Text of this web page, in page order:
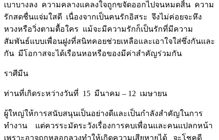
เบาบางลง ความคลางแคลงใจถูกขจัดออกไปจนหมดสิ้น ความ
รักสดชื่นแจ่มใสดี เนื่องจากเป็นคนรักอิสระ จึงไม่ค่อยจะหึง
หวงหรือวิ่งตามตื้อใคร แม้จะมีความรักก็เป็นรักที่มีความ
สัมพันธ์แบบเพื่อนฝูงที่สนิทคอยช่วยเหลือและเอาใจใส่ซึ่งกันและ
กัน มีโอกาสจะได้เรือนหอหรือของมีค่าสำคัญร่วมกัน
ราศีมีน
ท่านที่เกิดระหว่างวันที่ 15 มีนาคม – 12 เมษายน
ผู้ใหญ่ให้การสนับสนุนเป็นอย่างดีและเป็นกำลังสำคัญในการ
ทำงาน แต่ควรระมัดระวังเรื่องการคบเพื่อนและคนแปลกหน้า
เพราะอาจถูกหลอกลวงทำให้เกิดความเสียหายได้ จะโชคดี